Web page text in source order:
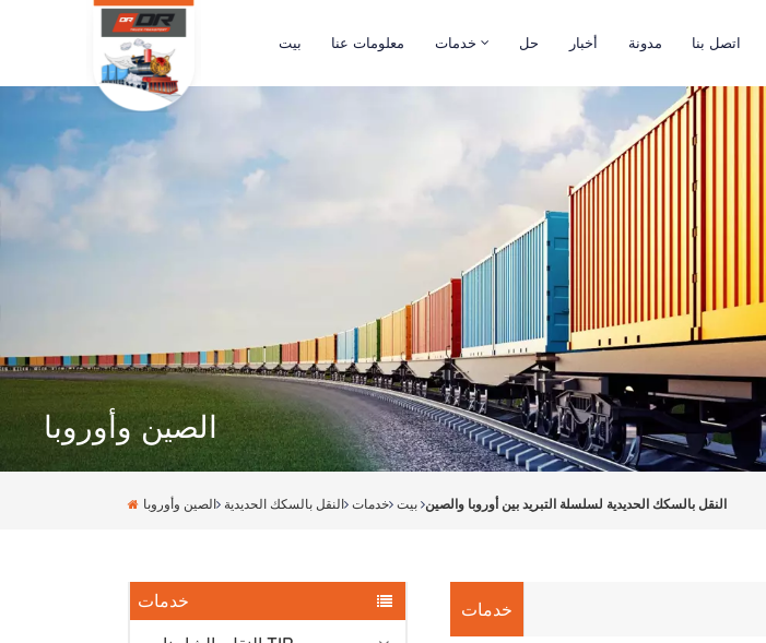
بيت معلومات عنا خدمات حل أخبار مدونة اتصل بنا
الصين وأوروبا
بيت خدمات النقل بالسكك الحديدية الصين وأوروبا النقل بالسكك الحديدية لسلسلة التبريد بين أوروبا والصين
خدمات خدمات